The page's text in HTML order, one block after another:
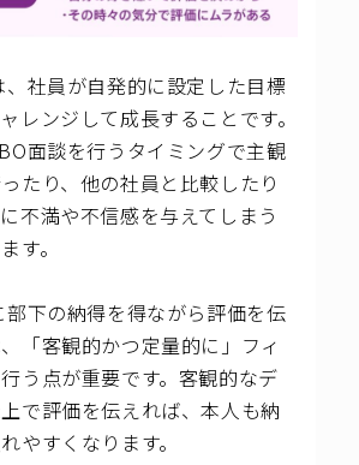
、社員が自発的に設定した目標
レンジして成長することです。
面談を行うタイミングで主観
たり、他の社員と比較したり
不満や不信感を与えてしまう
す。
部下の納得を得ながら評価を伝
「客観的かつ定量的に」フィ
う点が重要です。客観的なデ
で評価を伝えれば、本人も納
やすくなります。